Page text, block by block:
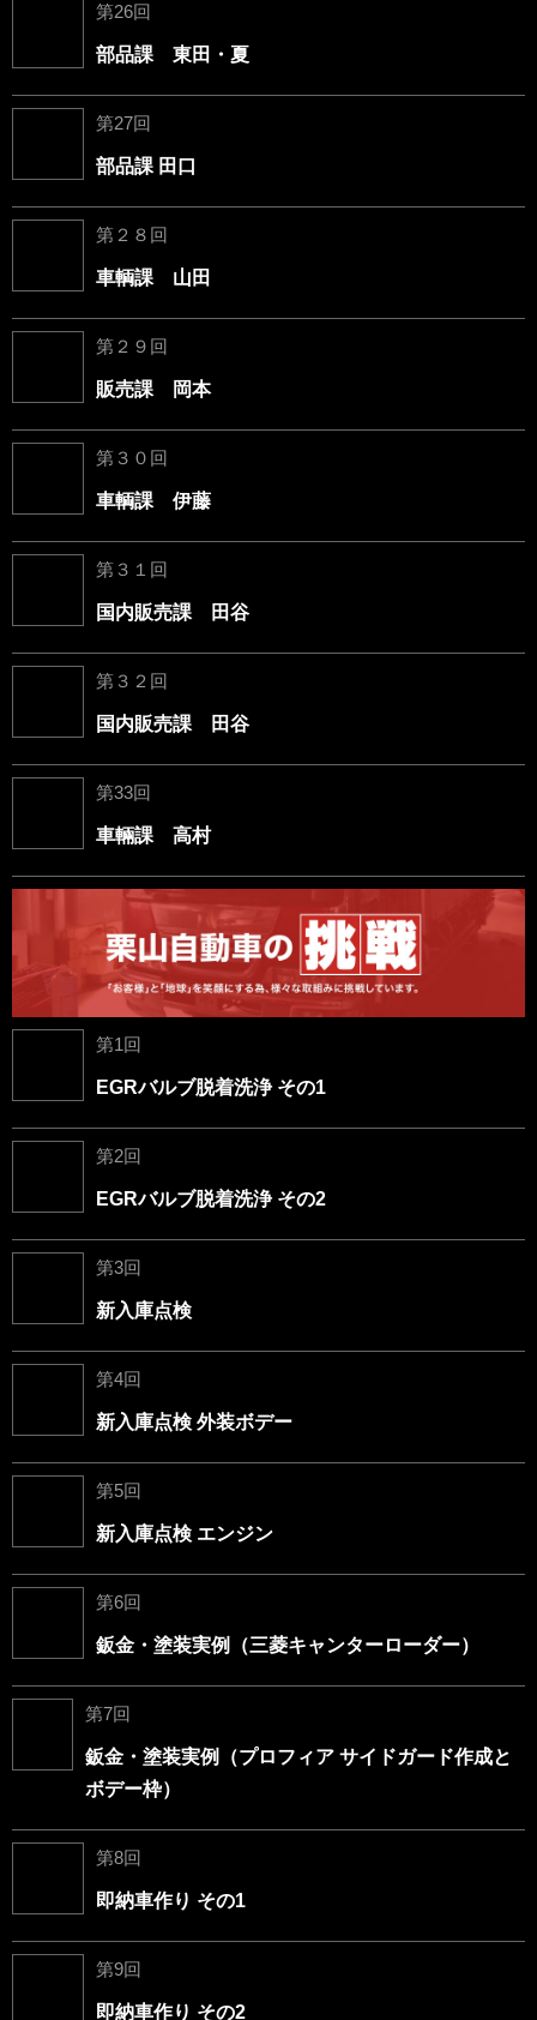
第26回
部品課 東田・夏
第27回
部品課 田口
第２８回
車輌課 山田
第２９回
販売課 岡本
第３０回
車輌課 伊藤
第３１回
国内販売課 田谷
第３２回
国内販売課 田谷
第33回
車輛課 高村
第1回
EGRバルブ脱着洗浄 その1
第2回
EGRバルブ脱着洗浄 その2
第3回
新入庫点検
第4回
新入庫点検 外装ボデー
第5回
新入庫点検 エンジン
第6回
鈑金・塗装実例（三菱キャンターローダー）
第7回
鈑金・塗装実例（プロフィア サイドガード作成と
ボデー枠）
第8回
即納車作り その1
第9回
即納車作り その2